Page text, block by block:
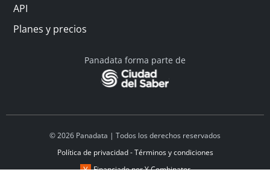
API
Planes y precios
Panadata forma parte de
© 2026 Panadata | Todos los derechos reservados
Política de privacidad - Términos y condiciones
Financiado por Y Combinator